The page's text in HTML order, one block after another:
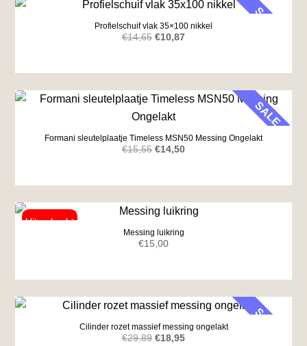
SALE
Profielschuif vlak 35×100 nikkel
€14,65 Oorspronkelijke
was:
€14,65.
€10,87Huidige
is:
€10,87.
SALE
Formani sleutelplaatje Timeless MSN50 Messing Ongelakt
€15,55 Oorspronkelijke
was:
€15,55.
€14,50Huidige
is:
€14,50.
Messing luikring
€15,00
SALE
Cilinder rozet massief messing ongelakt
€29,89 Oorspronkelijke
€18,95Huidige